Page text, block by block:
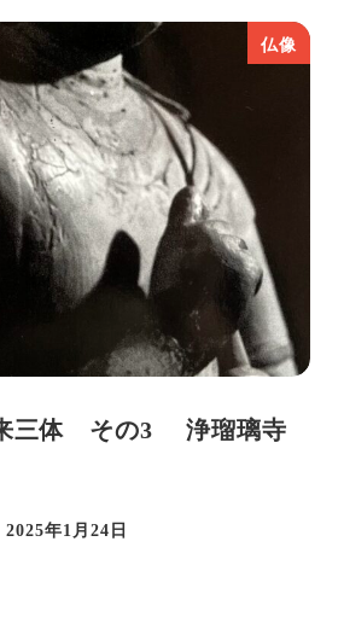
仏像
三体 その3 浄瑠璃寺
投稿日
2025年1月24日